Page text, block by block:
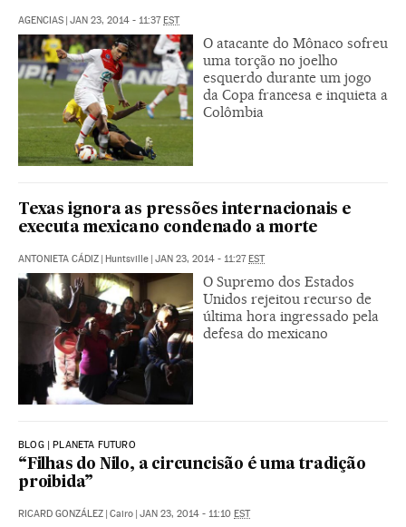
AGENCIAS | JAN 23, 2014 - 11:37EST
O atacante do Mônaco sofreu
uma torção no joelho
esquerdo durante um jogo
da Copa francesa e inquieta a
Colômbia
Texas ignora as pressões internacionais e
executa mexicano condenado a morte
ANTONIETA CÁDIZ | Huntsville | JAN 23, 2014 - 11:27EST
O Supremo dos Estados
Unidos rejeitou recurso de
última hora ingressado pela
defesa do mexicano
BLOG | PLANETA FUTURO
“Filhas do Nilo, a circuncisão é uma tradição
proibida”
RICARD GONZÁLEZ | Cairo | JAN 23, 2014 - 11:10 EST